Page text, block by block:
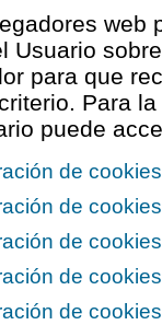
web
Usuario
para que
Para
puede
de
de
de
de
de